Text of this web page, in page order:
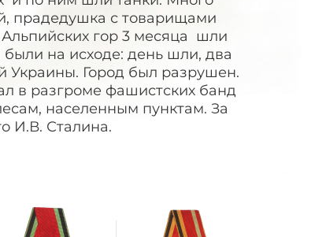
прадедушка с товарищами
гор 3 месяца шли
на исходе: день шли, два
Украины. Город был разрушен.
в разгроме фашистских банд
населенным пунктам. За
И.В. Сталина.